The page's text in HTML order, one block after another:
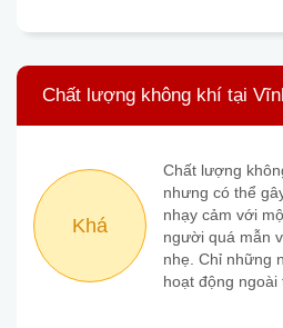
Chất lượng không khí tại
Khá
Chất lượng
nhưng có thể
nhạy cảm với
người quá mẫn
nhẹ. Chỉ những
hoạt động ngoài